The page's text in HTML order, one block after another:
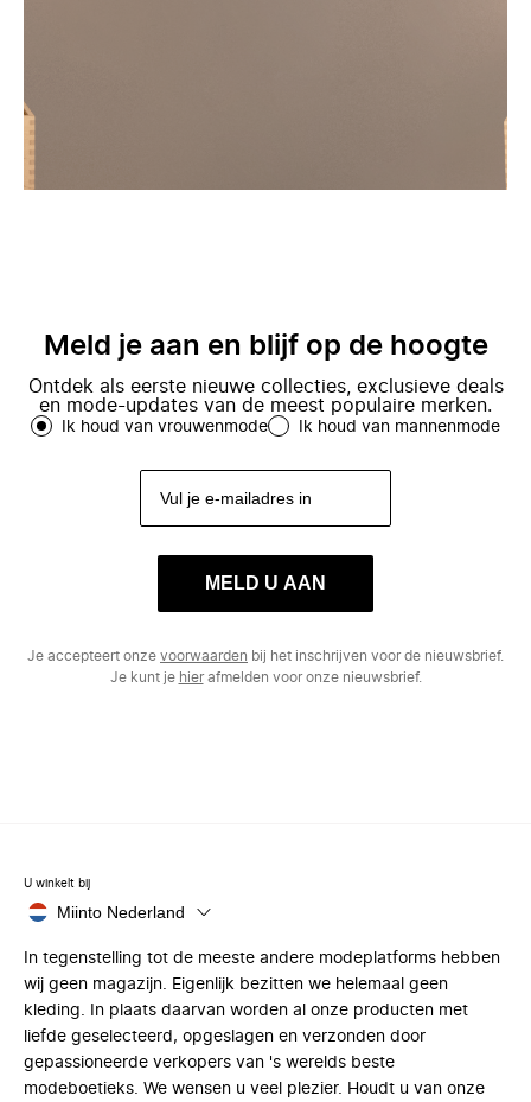
Meld je aan en blijf op de hoogte
Ontdek als eerste nieuwe collecties, exclusieve deals
en mode-updates van de meest populaire merken.
Ik houd van vrouwenmode Ik houd van mannenmode
MELD U AAN
Je accepteert onze voorwaarden bij het inschrijven voor de nieuwsbrief.
Je kunt je hierafmelden voor onze nieuwsbrief.
U winkelt bij
Miinto Nederland
In tegenstelling tot de meeste andere modeplatforms hebben
wij geen magazijn. Eigenlijk bezitten we helemaal geen
kleding. In plaats daarvan worden al onze producten met
liefde geselecteerd, opgeslagen en verzonden door
gepassioneerde verkopers van 's werelds beste
modeboetieks. We wensen u veel plezier. Houdt u van onze